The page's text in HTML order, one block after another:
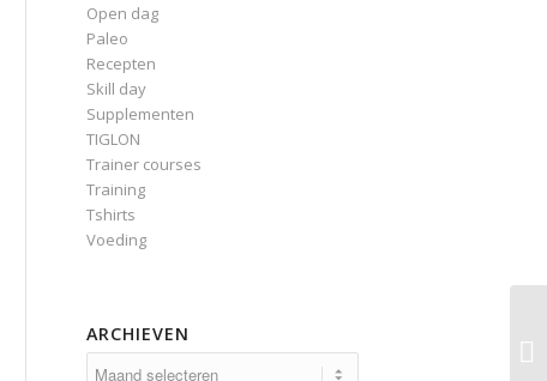
Open dag
Paleo
Recepten
Skill day
Supplementen
TIGLON
Trainer courses
Training
Tshirts
Voeding
ARCHIEVEN